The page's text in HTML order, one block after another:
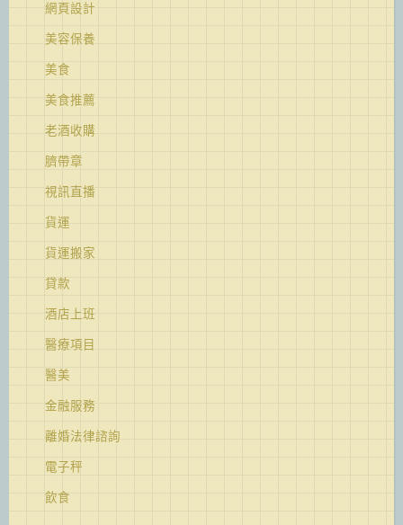
網頁設計
美容保養
美食
美食推薦
老酒收購
臍帶章
視訊直播
貨運
貨運搬家
貸款
酒店上班
醫療項目
醫美
金融服務
離婚法律諮詢
電子秤
飲食